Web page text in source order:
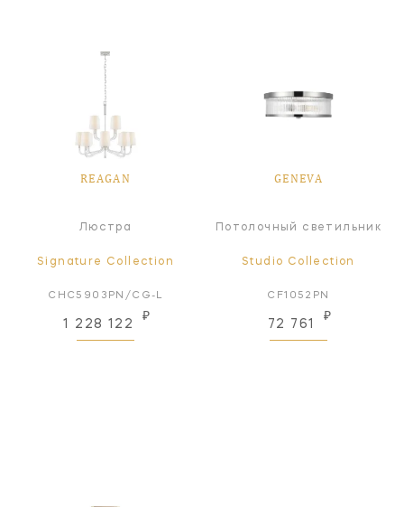
REAGAN
Люстра
Signature Collection
CHC5903PN/CG-L
1 228 122
₽
GENEVA
Потолочный светильник
Studio Collection
CF1052PN
72 761
₽